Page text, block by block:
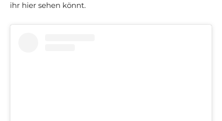
ihr hier sehen könnt.